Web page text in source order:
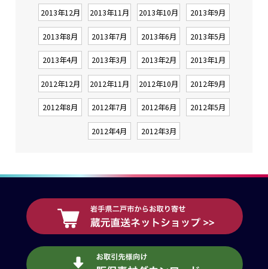
2013年12月 2013年11月 2013年10月 2013年9月
2013年8月 2013年7月 2013年6月 2013年5月
2013年4月 2013年3月 2013年2月 2013年1月
2012年12月 2012年11月 2012年10月 2012年9月
2012年8月 2012年7月 2012年6月 2012年5月
2012年4月 2012年3月